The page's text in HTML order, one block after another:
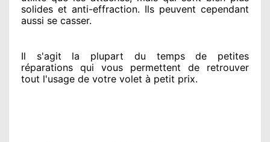
solides et anti-effraction. Ils peuvent cependant
aussi se casser.
Il s'agit la plupart du tempsde petites
réparations qui vous permettent de retrouver
tout l'usage de votre volet à petit prix.